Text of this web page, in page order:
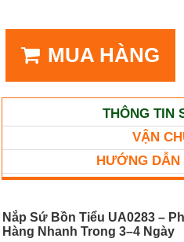
MUA HÀNG
THÔNG TIN
VẬN
HƯỚNG DẪN
Nắp Sứ Bồn Tiểu UA0283 –
Hàng Nhanh Trong 3–4 Ngày